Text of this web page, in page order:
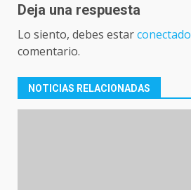
Deja una respuesta
Lo siento, debes estarconectado
comentario.
NOTICIAS RELACIONADAS